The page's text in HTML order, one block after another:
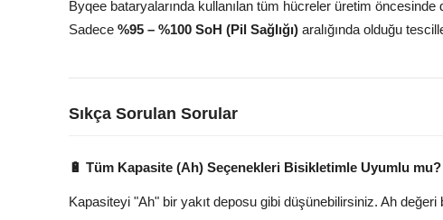
Byqee bataryalarında kullanılan tüm hücreler üretim öncesinde
Sadece %95 – %100 SoH (Pil Sağlığı) aralığında olduğu
Sıkça Sorulan Sorular
🔋 Tüm Kapasite (Ah) Seçenekleri Bisikletimle Uyumlu mu?
Kapasiteyi "Ah" bir yakıt deposu gibi düşünebilirsiniz. Ah